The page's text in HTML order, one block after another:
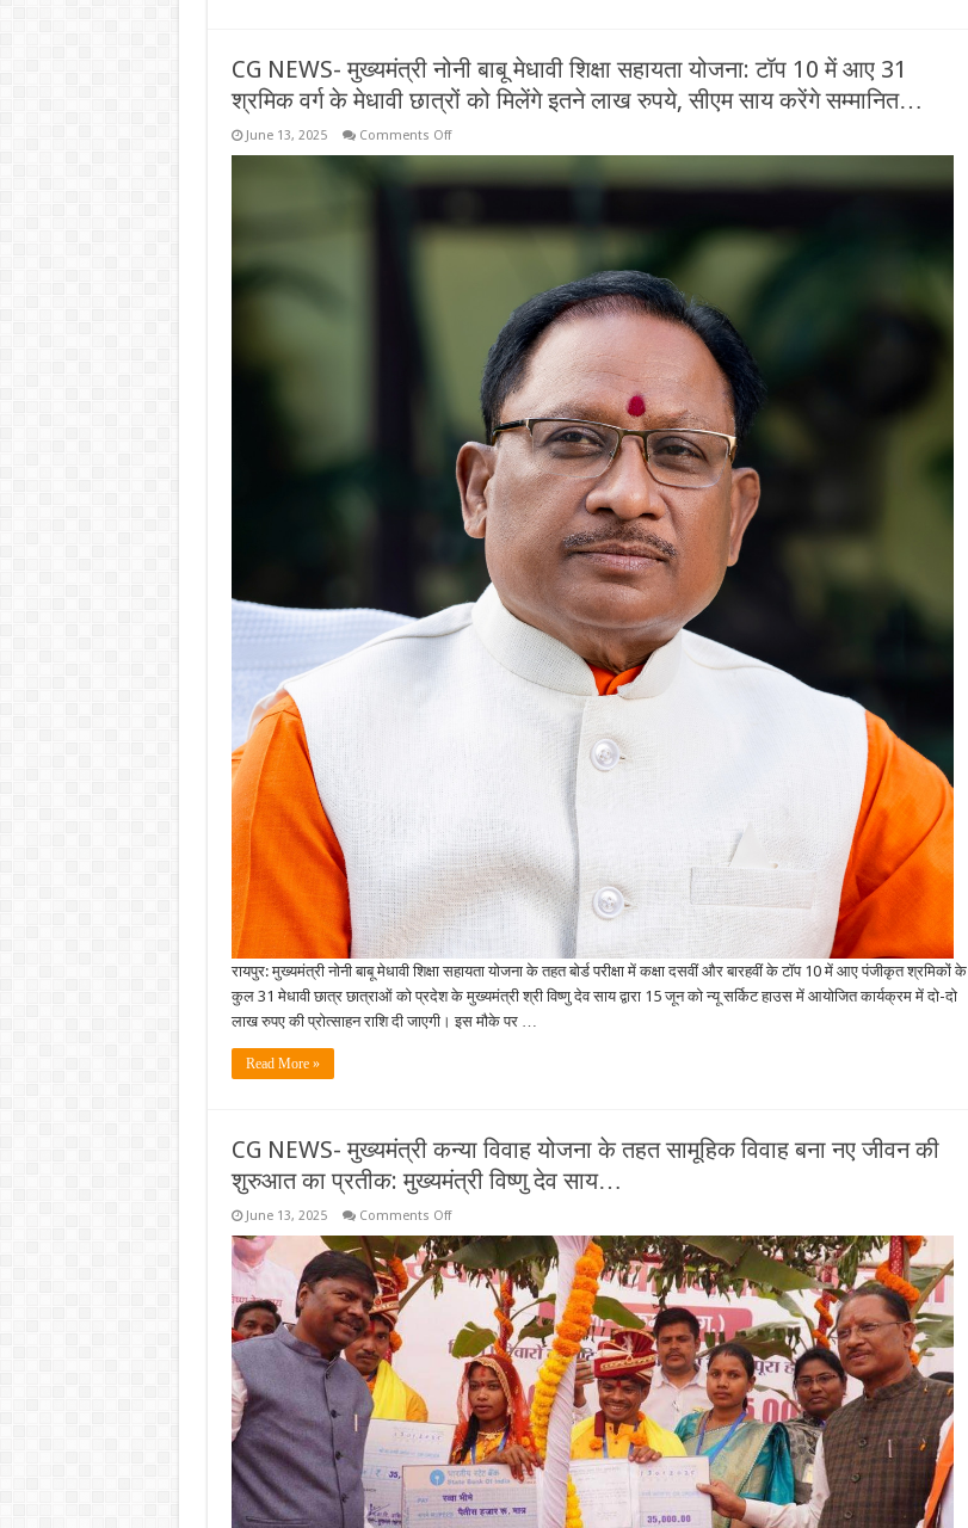
CG NEWS- मुख्यमंत्री नोनी बाबू मेधावी शिक्षा सहायता योजना: टॉप 10 में आए 31
श्रमिक वर्ग के मेधावी छात्रों को मिलेंगे इतने लाख रुपये, सीएम साय करेंगे सम्मानित…
June 13, 2025 Comments Offon
NEWS-
मुख्यमंत्री
मेधावी
शिक्षा
को
मिलेंगे
इतने
लाख
रुपये,
सीएम
साय
सम्मानित…
रायपुर: मुख्यमंत्री नोनी बाबू मेधावी शिक्षा सहायता योजना के तहत बोर्ड परीक्षा में कक्षा दसवीं और बारहवीं के टॉप 10 में आए पंजीकृत श्रमिकों के
कुल 31 मेधावी छात्र छात्राओं को प्रदेश के मुख्यमंत्री श्री विष्णु देव साय द्वारा 15 जून को न्यू सर्किट हाउस में आयोजित कार्यक्रम में दो-दो
लाख रुपए की प्रोत्साहन राशि दी जाएगी। इस मौके पर …
Read More »
CG NEWS- मुख्यमंत्री कन्या विवाह योजना के तहत सामूहिक विवाह बना नए जीवन की
शुरुआत का प्रतीक: मुख्यमंत्री विष्णु देव साय…
June 13, 2025 Comments Offon
NEWS-
मुख्यमंत्री
कन्या
तहत
सामूहिक
विवाह
बना
नए
जीवन
की
शुरुआत
का
प्रतीक:
मुख्यमंत्री
विष्णु